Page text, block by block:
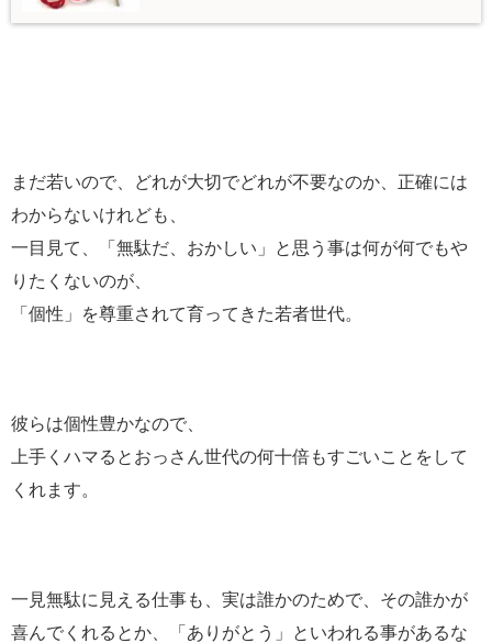
まだ若いので、どれが大切でどれが不要なのか、正確には
わからないけれども、
一目見て、「無駄だ、おかしい」と思う事は何が何でもや
りたくないのが、
「個性」を尊重されて育ってきた若者世代。
彼らは個性豊かなので、
上手くハマるとおっさん世代の何十倍もすごいことをして
くれます。
一見無駄に見える仕事も、実は誰かのためで、その誰かが
喜んでくれるとか、「ありがとう」といわれる事があるな